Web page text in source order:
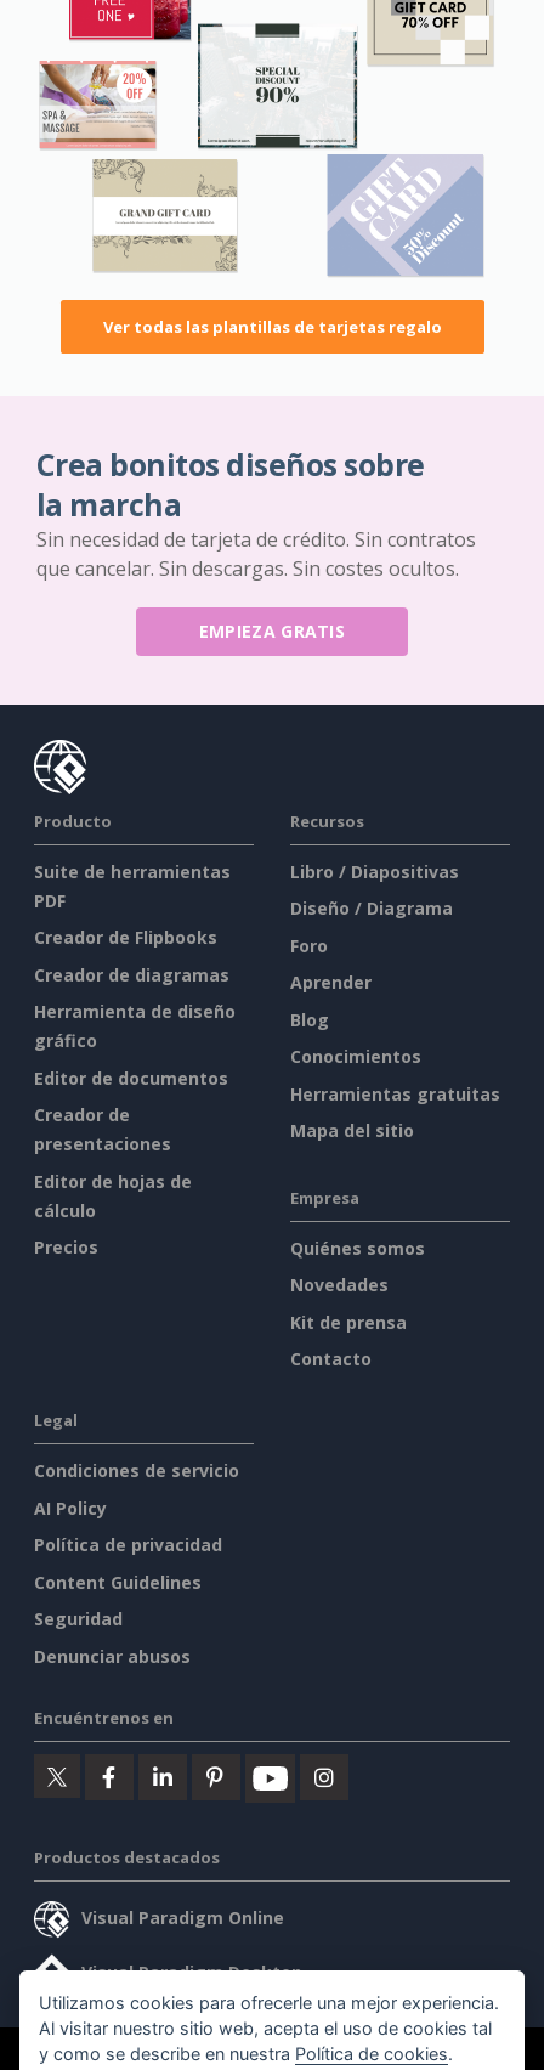
Ver todas las plantillas de tarjetas regalo
Crea bonitos diseños sobre
la marcha
Sin necesidad de tarjeta de crédito. Sin contratos
que cancelar. Sin descargas. Sin costes ocultos.
EMPIEZA GRATIS
Producto
Suite de herramientas
PDF
Creador de Flipbooks
Creador de diagramas
Herramienta de diseño
gráfico
Editor de documentos
Creador de
presentaciones
Editor de hojas de
cálculo
Precios
Recursos
Libro / Diapositivas
Diseño / Diagrama
Foro
Aprender
Blog
Conocimientos
Herramientas gratuitas
Mapa del sitio
Empresa
Quiénes somos
Novedades
Kit de prensa
Contacto
Legal
Condiciones de servicio
AI Policy
Política de privacidad
Content Guidelines
Seguridad
Denunciar abusos
Encuéntrenos en
Productos destacados
Visual Paradigm Online
Visual Paradigm Desktop
Utilizamos cookies para ofrecerle una mejor experiencia.
Al visitar nuestro sitio web, acepta el uso de cookies tal
y como se describe en nuestra Política de cookies.